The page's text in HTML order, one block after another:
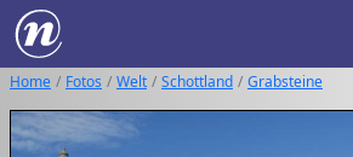
Home Fotos Welt Schottland Grabsteine